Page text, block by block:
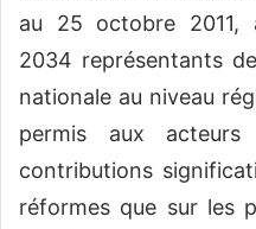
au 25 octobre 2011,
2034 représentants
nationale au niveau
permis aux acteurs
contributions
réformes que sur les